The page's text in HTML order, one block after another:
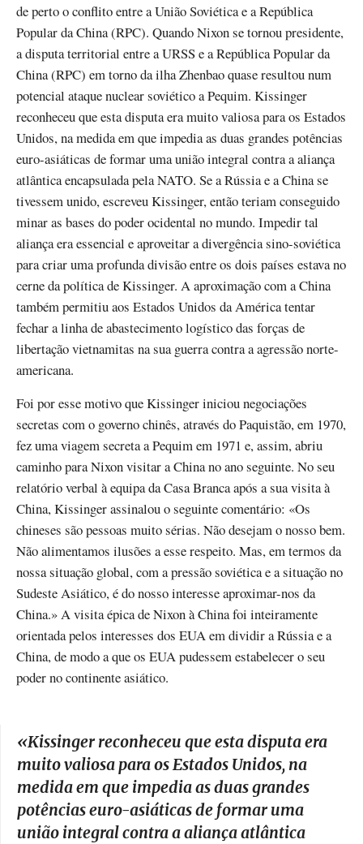
de perto o conflito entre a União Soviética e a República
Popular da China (RPC). Quando Nixon se tornou presidente,
a disputa territorial entre a URSS e a República Popular da
China (RPC) em torno da ilha Zhenbao quase resultou num
potencial ataque nuclear soviético a Pequim. Kissinger
reconheceu que esta disputa era muito valiosa para os Estados
Unidos, na medida em que impedia as duas grandes potências
euro-asiáticas de formar uma união integral contra a aliança
atlântica encapsulada pela NATO. Se a Rússia e a China se
tivessem unido, escreveu Kissinger, então teriam conseguido
minar as bases do poder ocidental no mundo. Impedir tal
aliança era essencial e aproveitar a divergência sino-soviética
para criar uma profunda divisão entre os dois países estava no
cerne da política de Kissinger. A aproximação com a China
também permitiu aos Estados Unidos da América tentar
fechar a linha de abastecimento logístico das forças de
libertação vietnamitas na sua guerra contra a agressão norte-
americana.
Foi por esse motivo que Kissinger iniciou negociações
secretas com o governo chinês, através do Paquistão, em 1970,
fez uma viagem secreta a Pequim em 1971 e, assim, abriu
caminho para Nixon visitar a China no ano seguinte. No seu
relatório verbal à equipa da Casa Branca após a sua visita à
China, Kissinger assinalou o seguinte comentário: «Os
chineses são pessoas muito sérias. Não desejam o nosso bem.
Não alimentamos ilusões a esse respeito. Mas, em termos da
nossa situação global, com a pressão soviética e a situação no
Sudeste Asiático, é do nosso interesse aproximar-nos da
China.» A visita épica de Nixon à China foi inteiramente
orientada pelos interesses dos EUA em dividir a Rússia e a
China, de modo a que os EUA pudessem estabelecer o seu
poder no continente asiático.
«Kissinger reconheceu que esta disputa era
muito valiosa para os Estados Unidos, na
medida em que impedia as duas grandes
potências euro-asiáticas de formar uma
união integral contra a aliança atlântica